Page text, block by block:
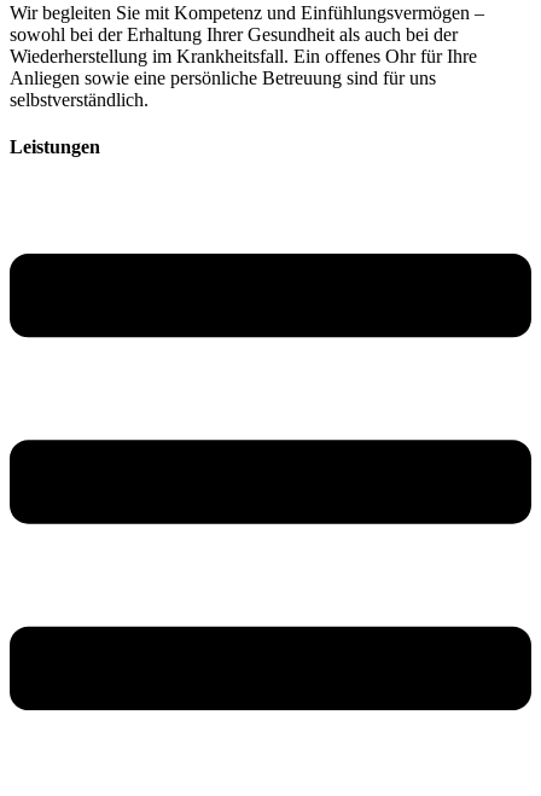
Wir begleiten Sie mit Kompetenz und Einfühlungsvermögen –
sowohl bei der Erhaltung Ihrer Gesundheit als auch bei der
Wiederherstellung im Krankheitsfall. Ein offenes Ohr für Ihre
Anliegen sowie eine persönliche Betreuung sind für uns
selbstverständlich.
Leistungen